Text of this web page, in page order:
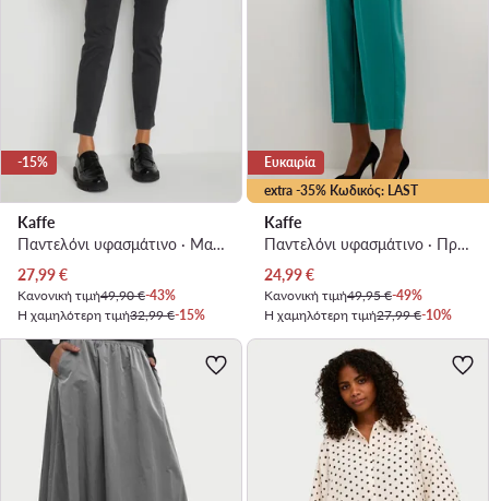
-15%
Kaffe
Παντελόνι υφασμάτινο · Μαύρο · Regular Fit
Τρέχουσα τιμή
27,99€
Κανονική τιμή49,90 €-43%
Η χαμηλότερη τιμή32,99 €-15%
extra -35% Κωδικός: LAST
Ευκαιρία
Kaffe
Παντελόνι υφασμάτινο · Πράσινο · Relaxed Fit
Τρέχουσα τιμή
24,99€
Κανονική τιμή49,95 €-49%
Η χαμηλότερη τιμή27,99 €-10%